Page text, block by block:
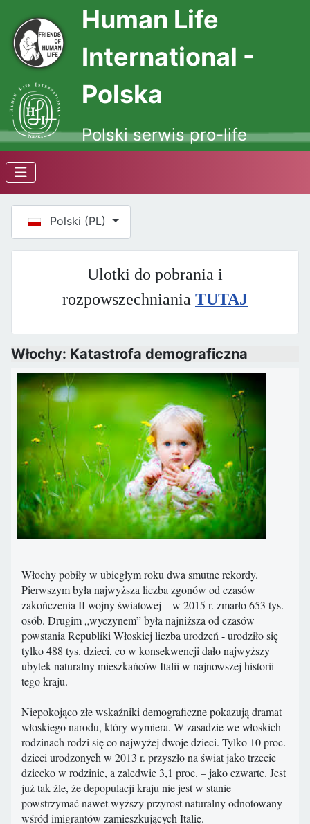
Human Life
International -
Polska
Polski serwis pro-life
Wybierz swój język
Polski (PL)
Ulotki do pobrania i
rozpowszechniania TUTAJ
Włochy: Katastrofa demograficzna
Włochy pobiły w ubiegłym roku dwa smutne rekordy.
Pierwszym była najwyższa liczba zgonów od czasów
zakończenia II wojny światowej – w 2015 r. zmarło 653 tys.
osób. Drugim „wyczynem” była najniższa od czasów
powstania Republiki Włoskiej liczba urodzeń - urodziło się
tylko 488 tys. dzieci, co w konsekwencji dało najwyższy
ubytek naturalny mieszkańców Italii w najnowszej historii
tego kraju.
Niepokojąco złe wskaźniki demograficzne pokazują dramat
włoskiego narodu, który wymiera. W zasadzie we włoskich
rodzinach rodzi się co najwyżej dwoje dzieci. Tylko 10 proc.
dzieci urodzonych w 2013 r. przyszło na świat jako trzecie
dziecko w rodzinie, a zaledwie 3,1 proc. – jako czwarte. Jest
już tak źle, że depopulacji kraju nie jest w stanie
powstrzymać nawet wyższy przyrost naturalny odnotowany
wśród imigrantów zamieszkujących Italię.